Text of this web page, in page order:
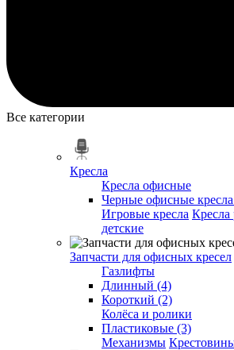
Все категории
Кресла
Кресла офисные
Черные офисные
Игровые кресла Кресла
детские
Запчасти для офисных кресел
Газлифты
Длинный (4)
Короткий (2)
Колёса и ролики
Пластиковые (3)
Механизмы